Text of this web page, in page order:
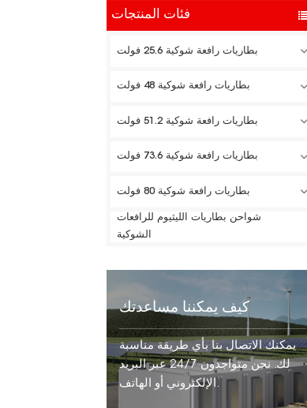
فئات المنتجات
بطاريات رافعة شوكية 25.6 فولت
بطاريات رافعة شوكية 48 فولت
بطاريات رافعة شوكية 51.2 فولت
بطاريات رافعة شوكية 73.6 فولت
بطاريات رافعة شوكية 80 فولت
شواحن بطاريات الليثيوم للرافعات
الشوكية
كيف يمكننا مساعدتك
يمكنك الاتصال بنا بأي طريقة مناسبة
لك. نحن متواجدون 24/7 عبر البريد
الإلكتروني أو الهاتف.